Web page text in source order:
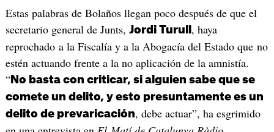
Estas palabras de Bolaños llegan poco después de que el
secretario general de Junts, Jordi Turull , haya
reprochado a la Fiscalía y a la Abogacía del Estado que no
estén actuando frente a la no aplicación de la amnistía.
“No basta con criticar, si alguien sabe que se
comete un delito, y esto presuntamente es un
delito de prevaricación, debe actuar”, ha esgrimido